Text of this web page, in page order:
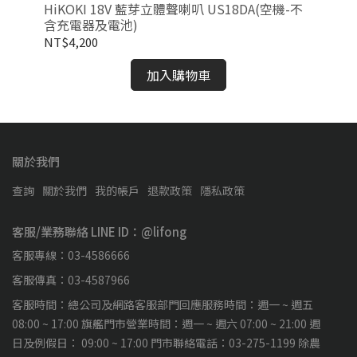
HiKOKI 18V 藍芽立體聲喇叭 US18DA(空機-不
含充電器及電池)
NT$4,200
加入購物車
關於我們
查詢 關於我們 我的帳戶 退款政策 隱私政策
客服/業務聯絡 LINE ID：@lifong
客服專線：03-4586666
客服傳真：03-4587966
客服時間：總公司及網路客服部門回應服務時間：週一 ~ 週五
08:00 ~ 17:00 旗艦門市營業時間：週一 ~ 週六 07:00 ~ 21:00 週
日及例假日： 09:00 ~ 17:00 門市聯絡電話：03-275-1199 除農